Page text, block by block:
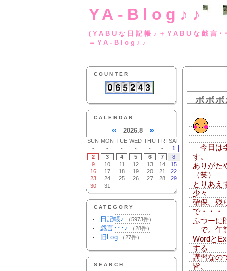
YA-Blog♪♪
(YABUな日記帳♪
＝YA-Blog♪♪
COUNTER
CALENDAR
« 2026.8 »
SUN MON TUE WED THU FRI SAT
-
- - - - -
1
2
3 4 5 6 7
8
9
10 11 12 13 14
15
16
17 18 19 20 21
22
23
24 25 26 27 28
29
30
31 - - - - -
CATEGORY
日記帳♪ （5973件）
戯言･･･♪ （28件）
旧Log （27件）
SEARCH
ボボ
今日は
す。
ありがた
（笑）
とりあえ
少々
確保。残
で・・・
ふつーに
で。午
Wordと
する
講習なの
皆、